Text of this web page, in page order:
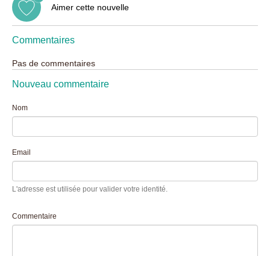
Aimer cette nouvelle
Commentaires
Pas de commentaires
Nouveau commentaire
Nom
Email
L'adresse est utilisée pour valider votre identité.
Commentaire